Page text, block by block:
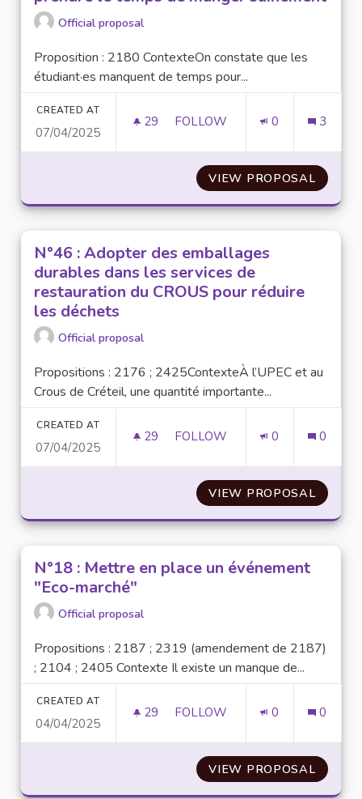
Official proposal
Proposition : 2180 ContexteOn constate que les
étudiant·es manquent de temps pour...
CREATED AT
07/04/2025
29 29 FOLLOWERS
FOLLOW 0 3
VIEW PROPOSALN°47 :
N°46 : Adopter des emballages
durables dans les services de
restauration du CROUS pour réduire
les déchets
Official proposal
Propositions : 2176 ; 2425ContexteÀ l’UPEC et au
Crous de Créteil, une quantité importante...
CREATED AT
07/04/2025
29 29 FOLLOWERS
FOLLOW 0 0
VIEW PROPOSALN°46 :
N°18 : Mettre en place un événement
"Eco-marché"
Official proposal
Propositions : 2187 ; 2319 (amendement de 2187)
; 2104 ; 2405 Contexte Il existe un manque de...
CREATED AT
04/04/2025
29 29 FOLLOWERS
FOLLOW 0 0
VIEW PROPOSALN°18 :